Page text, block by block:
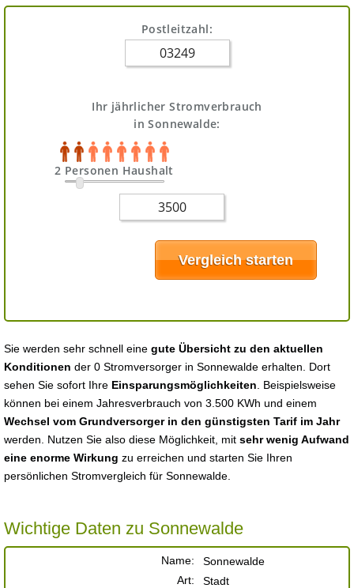
Postleitzahl:
Ihr jährlicher Stromverbrauch
in Sonnewalde:
2 Personen Haushalt
Sie werden sehr schnell eine gute Übersicht zu den aktuellen
Konditionen der 0 Stromversorger in Sonnewalde erhalten. Dort
sehen Sie sofort Ihre Einsparungsmöglichkeiten . Beispielsweise
können bei einem Jahresverbrauch von 3.500 KWh und einem
Wechsel vom Grundversorger in den günstigsten Tarif im Jahr
werden. Nutzen Sie also diese Möglichkeit, mit sehr wenig Aufwand
eine enorme Wirkung zu erreichen und starten Sie Ihren
persönlichen Stromvergleich für Sonnewalde.
Wichtige Daten zu Sonnewalde
Name:
Sonnewalde
Art:
Stadt